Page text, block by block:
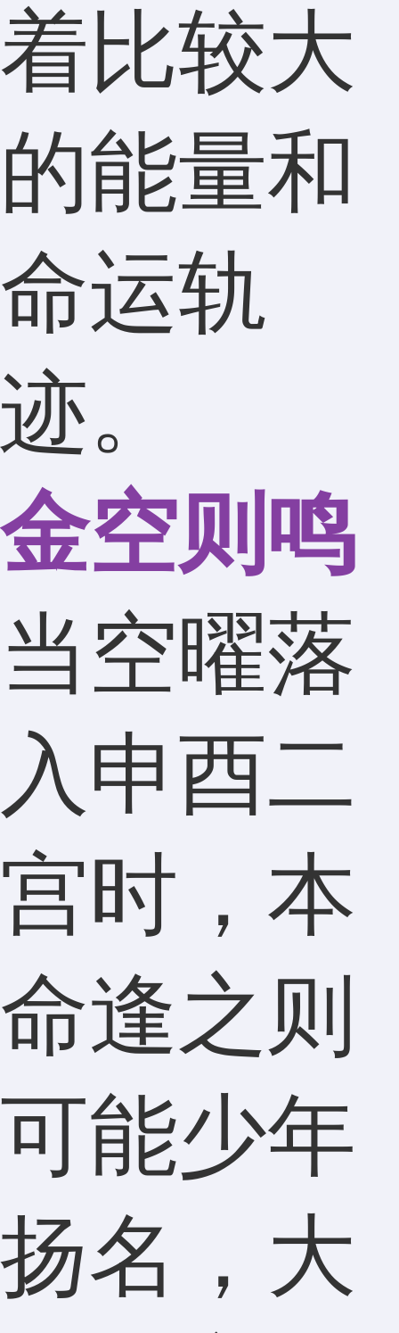
着比较大
的能量和
命运轨
迹。
金空则鸣
当空曜落
入申酉二
宫时，本
命逢之则
可能少年
扬名，大